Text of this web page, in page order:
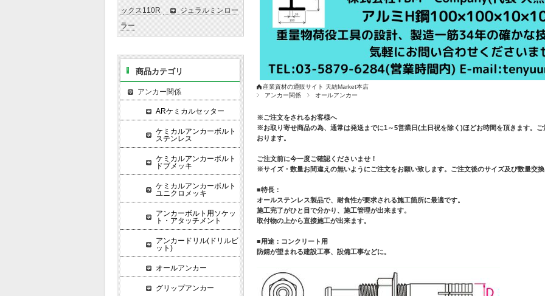
産業資材の通販サイト 天結Market本店
アンカー関係
オールアンカー
※ご注文をされるお客様へ
※お取り寄せ商品の為、通常は発送までに1～5営業日(土日祝を除く)ほどお時間を頂きます。
おります。
ご注文前に今一度ご確認くださいませ！
※サイズ・数量お間違えの無いようにご注文をお願い致します。ご注文後のサイズ及び数量交換
■特長：
オールステンレス製品で、耐食性が要求される施工箇所に最適です。
施工完了がひと目で分かり、施工管理が出来ます。
取付物の上から直接施工が出来ます。
■用途：コンクリート用
防錆が望まれる建設工事、設備工事などに。
ックス110R
ジュラルミンロー
ラー
商品カテゴリ
アンカー関係
ARケミカルセッター
ケミカルアンカーボルト
ステンレス
ケミカルアンカーボルト
ドブメッキ
ケミカルアンカーボルト
ユニクロメッキ
アンカーボルト用ソケッ
ト・アタッチメント
アンカードリル(ドリルビ
ット)
オールアンカー
グリップアンカー